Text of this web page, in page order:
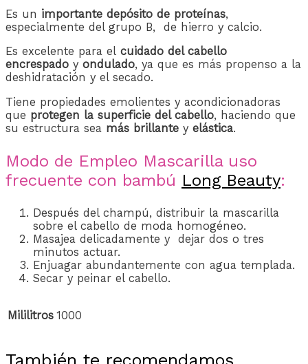
Es un importante depósito de proteínas,
especialmente del grupo B, de hierro y calcio.
Es excelente para el cuidado del cabello
encrespado y ondulado, ya que es más propenso a la
deshidratación y el secado.
Tiene propiedades emolientes y acondicionadoras
que protegen la superficie del cabello, haciendo que
su estructura sea más brillante y elástica.
Modo de Empleo Mascarilla uso
frecuente con bambú Long Beauty:
Después del champú, distribuir la mascarilla
sobre el cabello de moda homogéneo.
Masajea delicadamente y dejar dos o tres
minutos actuar.
Enjuagar abundantemente con agua templada.
Secar y peinar el cabello.
Mililitros 1000